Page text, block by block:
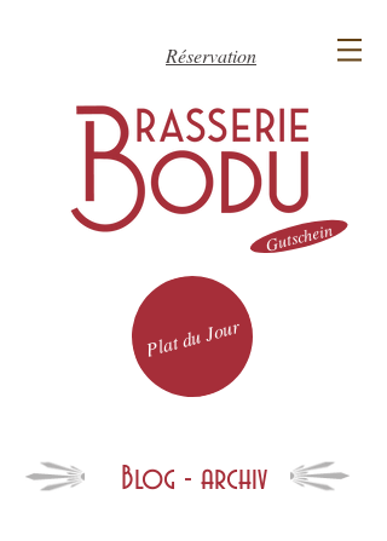
Réservation
Plat du Jour
Gutschein
Blog - archiv